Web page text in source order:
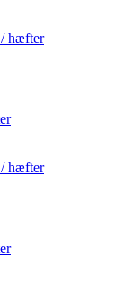
hæfter
hæfter